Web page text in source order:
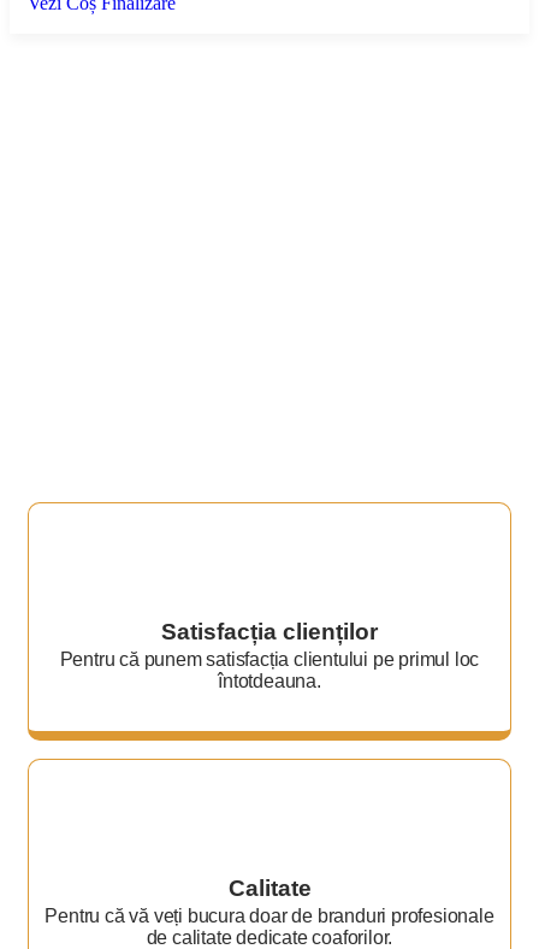
Satisfacția clienților
Pentru că punem satisfacția clientului pe primul loc
întotdeauna.
Calitate
Pentru că vă veți bucura doar de branduri profesionale
de calitate dedicate coaforilor.